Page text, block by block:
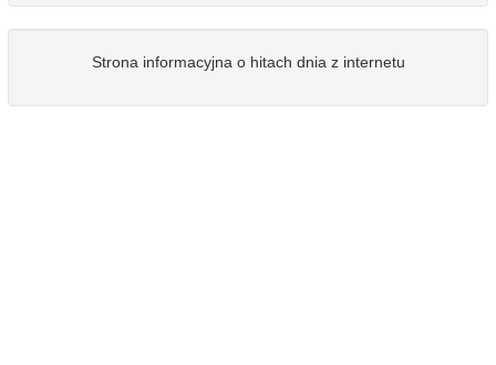
Strona informacyjna o hitach dnia z internetu